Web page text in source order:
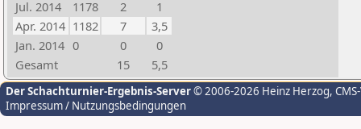
Jul. 2014 1178 2
1
Apr. 2014 1182 7
3,5
Jan. 2014 0 0
0
Gesamt
15 5,5
Der Schachturnier-Ergebnis-Server© 2006-2026 Heinz Herzog,
Impressum / Nutzungsbedingungen